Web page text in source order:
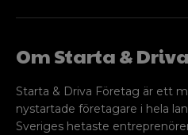
Om Starta &
Starta & Driva Företag är ett
nystartade företagare i hela
Sveriges hetaste